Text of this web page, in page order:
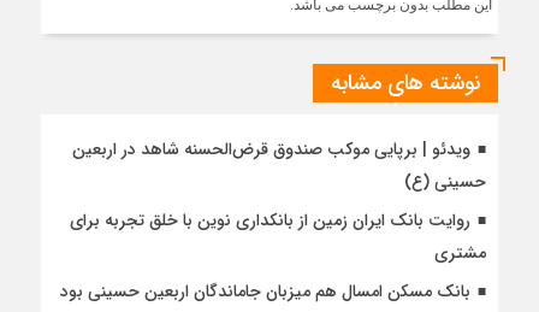
این مطلب بدون برچسب می باشد.
نوشته های مشابه
ویدئو | برپایی موکب صندوق قرض‌الحسنه شاهد در اربعین
حسینی (ع)
روایت بانک ایران زمین از بانکداری نوین با خلق تجربه برای
مشتری
بانک مسکن امسال هم میزبان جاماندگان اربعین حسینی بود